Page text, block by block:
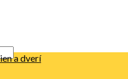
a dverí